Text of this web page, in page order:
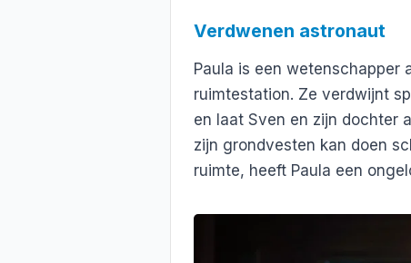
Verdwenen astronaut
Paula is een wetenschapper
ruimtestation. Ze verdwijnt
en laat Sven en zijn dochter
zijn grondvesten kan doen
ruimte, heeft Paula een